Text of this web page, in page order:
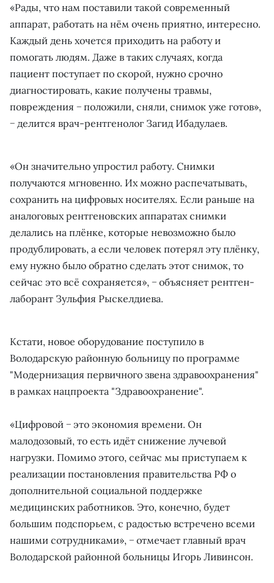
«Рады, что нам поставили такой современный
аппарат, работать на нём очень приятно, интересно.
Каждый день хочется приходить на работу и
помогать людям. Даже в таких случаях, когда
пациент поступает по скорой, нужно срочно
диагностировать, какие получены травмы,
повреждения − положили, сняли, снимок уже готов»,
− делится врач-рентгенолог Загид Ибадулаев.
«Он значительно упростил работу. Снимки
получаются мгновенно. Их можно распечатывать,
сохранить на цифровых носителях. Если раньше на
аналоговых рентгеновских аппаратах снимки
делались на плёнке, которые невозможно было
продублировать, а если человек потерял эту плёнку,
ему нужно было обратно сделать этот снимок, то
сейчас это всё сохраняется», − объясняет рентген-
лаборант Зульфия Рыскелдиева.
Кстати, новое оборудование поступило в
Володарскую районную больницу по программе
"Модернизация первичного звена здравоохранения"
в рамках нацпроекта "Здравоохранение".
«Цифровой − это экономия времени. Он
малодозовый, то есть идёт снижение лучевой
нагрузки. Помимо этого, сейчас мы приступаем к
реализации постановления правительства РФ о
дополнительной социальной поддержке
медицинских работников. Это, конечно, будет
большим подспорьем, с радостью встречено всеми
нашими сотрудниками», − отмечает главный врач
Володарской районной больницы Игорь Ливинсон.